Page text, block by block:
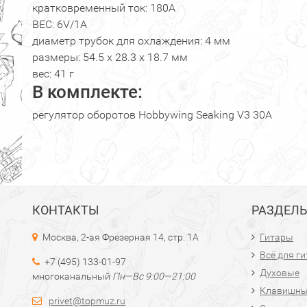
кратковременный ток: 180A
BEC: 6V/1A
диаметр трубок для охлаждения: 4 мм
размеры: 54.5 х 28.3 х 18.7 мм
вес: 41 г
В комплекте:
регулятор оборотов Hobbywing Seaking V3 30A
КОНТАКТЫ
Москва, 2-ая Фрезерная 14, стр. 1А
+7 (495) 133-01-97
многоканальный Пн—Вс 9:00—21:00
privet@topmuz.ru
Гитары
Всё для
Духовые